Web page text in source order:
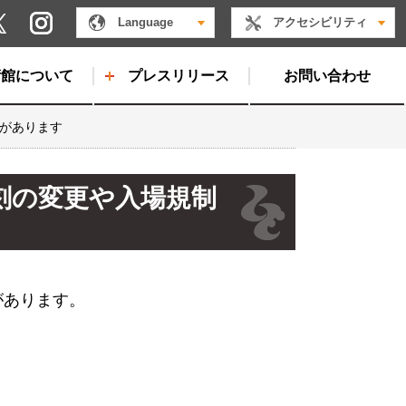
Instagram Language アクセシビリティ
について プレスリリース お問い合わせ
あります
変更や入場規制
ります。